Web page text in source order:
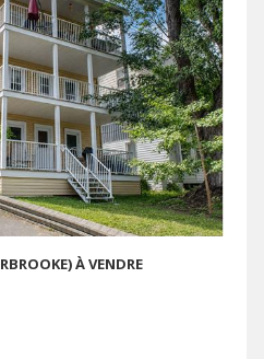
À VENDRE